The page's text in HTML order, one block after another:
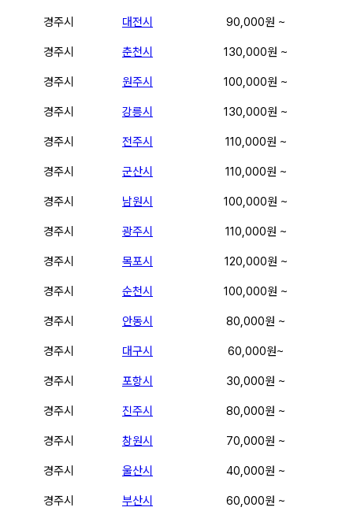
경주시 대전시 90,000원 ~
경주시 춘천시 130,000원 ~
경주시 원주시 100,000원 ~
경주시 강릉시 130,000원 ~
경주시 전주시 110,000원 ~
경주시 군산시 110,000원 ~
경주시 남원시 100,000원 ~
경주시 광주시 110,000원 ~
경주시 목포시 120,000원 ~
경주시 순천시 100,000원 ~
경주시 안동시 80,000원 ~
경주시 대구시 60,000원~
경주시 포항시 30,000원 ~
경주시 진주시 80,000원 ~
경주시 창원시 70,000원 ~
경주시 울산시 40,000원 ~
경주시 부산시 60,000원 ~